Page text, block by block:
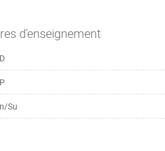
d'enseignement
Su